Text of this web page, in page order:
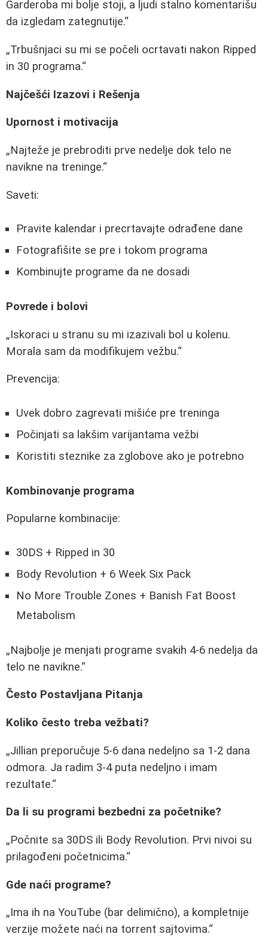
Garderoba mi bolje stoji, a ljudi stalno komentarišu
da izgledam zategnutije.
Trbušnjaci su mi se počeli ocrtavati nakon Ripped
in 30 programa.
Najčešći Izazovi i Rešenja
Upornost i motivacija
Najteže je prebroditi prve nedelje dok telo ne
navikne na treninge.
Saveti:
Pravite kalendar i precrtavajte odrađene dane
Fotografišite se pre i tokom programa
Kombinujte programe da ne dosadi
Povrede i bolovi
Iskoraci u stranu su mi izazivali bol u kolenu.
Morala sam da modifikujem vežbu.
Prevencija:
Uvek dobro zagrevati mišiće pre treninga
Počinjati sa lakšim varijantama vežbi
Koristiti steznike za zglobove ako je potrebno
Kombinovanje programa
Popularne kombinacije:
30DS + Ripped in 30
Body Revolution + 6 Week Six Pack
No More Trouble Zones + Banish Fat Boost
Metabolism
Najbolje je menjati programe svakih 4-6 nedelja da
telo ne navikne.
Često Postavljana Pitanja
Koliko često treba vežbati?
Jillian preporučuje 5-6 dana nedeljno sa 1-2 dana
odmora. Ja radim 3-4 puta nedeljno i imam
rezultate.
Da li su programi bezbedni za početnike?
Počnite sa 30DS ili Body Revolution. Prvi nivoi su
prilagođeni početnicima.
Gde naći programe?
Ima ih na YouTube (bar delimično), a kompletnije
verzije možete naći na torrent sajtovima.